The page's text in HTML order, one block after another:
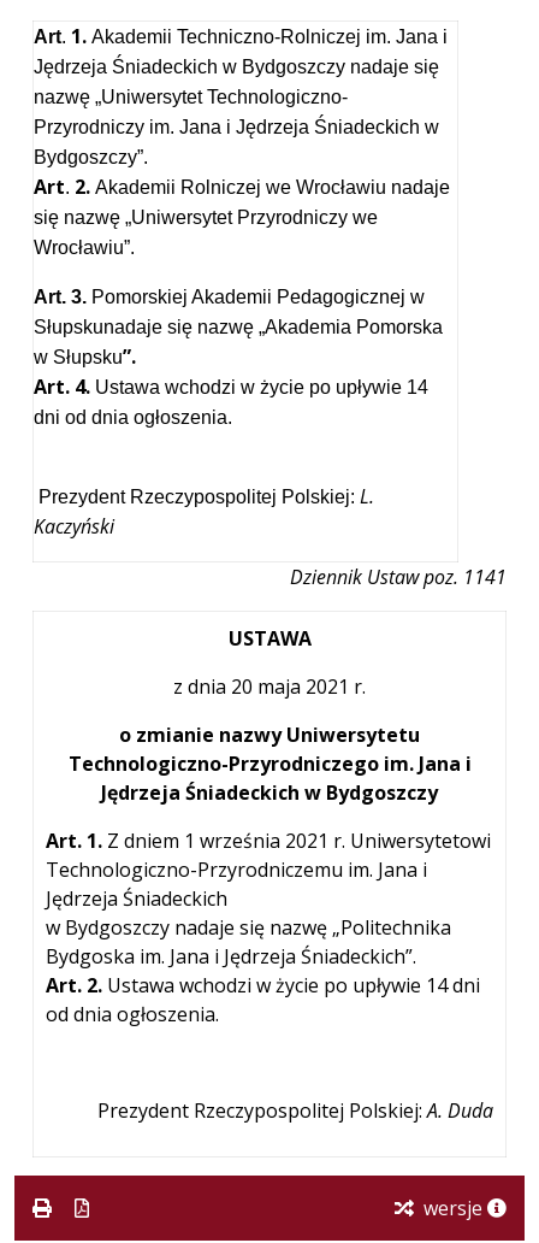
Art. 1. Akademii Techniczno-Rolniczej im. Jana i
Jędrzeja Śniadeckich w Bydgoszczy nadaje się
nazwę „Uniwersytet Technologiczno-
Przyrodniczy im. Jana i Jędrzeja Śniadeckich w
Bydgoszczy”.
Art. 2. Akademii Rolniczej we Wrocławiu nadaje
się nazwę „Uniwersytet Przyrodniczy we
Wrocławiu”.
Art. 3. Pomorskiej Akademii Pedagogicznej w
Słupskunadaje się nazwę „Akademia Pomorska
w Słupsku”.
Art. 4. Ustawa wchodzi w życie po upływie 14
dni od dnia ogłoszenia.
Prezydent Rzeczypospolitej Polskiej: L.
Kaczyński
Dziennik Ustaw poz. 1141
USTAWA
z dnia 20 maja 2021 r.
o zmianie nazwy Uniwersytetu
Technologiczno-Przyrodniczego im. Jana i
Jędrzeja Śniadeckich w Bydgoszczy
Art. 1. Z dniem 1 września 2021 r. Uniwersytetowi
Technologiczno-Przyrodniczemu im. Jana i
Jędrzeja Śniadeckich
w Bydgoszczy nadaje się nazwę „Politechnika
Bydgoska im. Jana i Jędrzeja Śniadeckich”.
Art. 2. Ustawa wchodzi w życie po upływie 14 dni
od dnia ogłoszenia.
Prezydent Rzeczypospolitej Polskiej:A. Duda
wersje